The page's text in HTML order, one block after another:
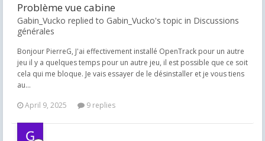
Problème vue cabine
Gabin_Vucko replied to Gabin_Vucko's topic in Discussions
générales
Bonjour PierreG, J'ai effectivement installé OpenTrack pour un autre
jeu il y a quelques temps pour un autre jeu, il est possible que ce soit
cela qui me bloque. Je vais essayer de le désinstaller et je vous tiens
au...
April 9, 2025
9 replies